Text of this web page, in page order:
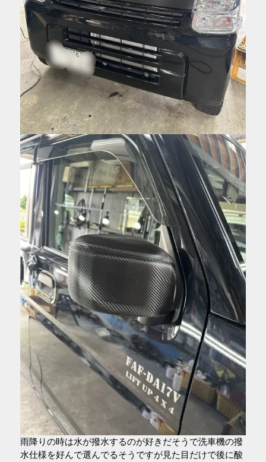
雨降りの時は水が撥水するのが好きだそうで洗車機の撥
水仕様を好んで選んでるそうですが見た目だけで後に酸